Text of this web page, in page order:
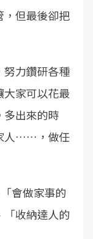
，但最後卻把
努力鑽研各種
家可以花最
多出來的時
人……，做任
會做家事的
收納達人的